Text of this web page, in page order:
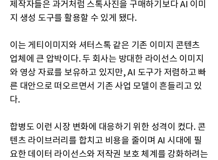
제작자들은 과거처럼 스톡사진을 구매하기보다 AI 이미
지 생성 도구를 활용할 수 있게 됐다.
이는 게티이미지와 셔터스톡 같은 기존 이미지 콘텐츠
업체에 큰 압박이다. 두 회사는 방대한 라이선스 이미지
와 영상 자료를 보유하고 있지만, AI 도구가 저렴하고 빠
른 대안으로 떠오르면서 기존 사업 모델이 흔들리고 있
다.
합병도 이런 시장 변화에 대응하기 위한 성격이 컸다. 콘
텐츠 라이브러리를 합치고 비용을 줄이며 AI 시대에 필
요한 데이터 라이선스와 저작권 보호 체계를 강화하려는